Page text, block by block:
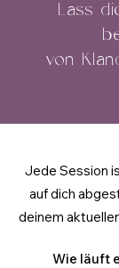
Lass
von
Jede Session
auf dich
deinem
Wie läuft